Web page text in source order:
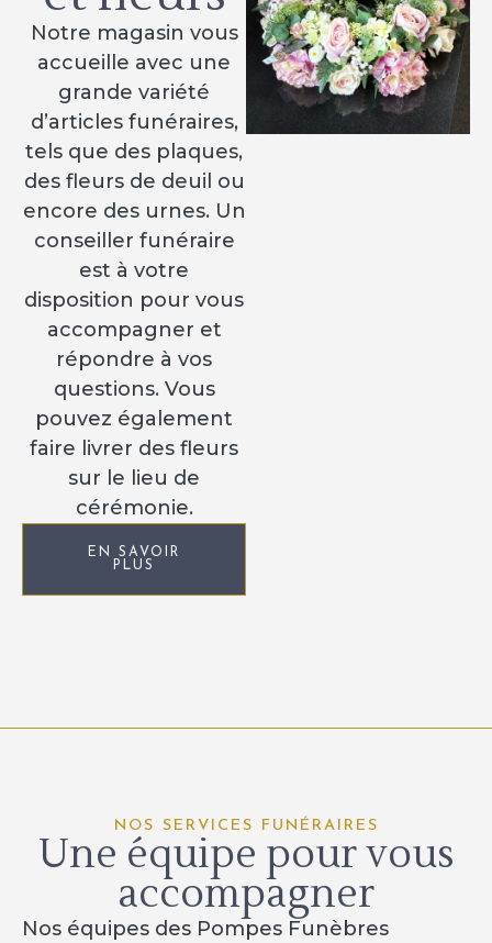
Notre magasin vous
accueille avec une
grande variété
d’articles funéraires,
tels que des plaques,
des fleurs de deuil ou
encore des urnes. Un
conseiller funéraire
est à votre
disposition pour vous
accompagner et
répondre à vos
questions. Vous
pouvez également
faire livrer des fleurs
sur le lieu de
cérémonie.
EN SAVOIR
PLUS
NOS SERVICES FUNÉRAIRES
Une équipe pour vous
accompagner
Nos équipes des Pompes Funèbres